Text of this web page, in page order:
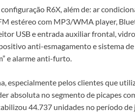
R6X, além de: ar
estéreo com MP3/WMA player,
USB e entrada auxiliar frontal,
anti-esmagamento e sistema
e alarme anti-furto.
especialmente pelos clientes que
absoluta no segmento de picapes
44.737 unidades no período